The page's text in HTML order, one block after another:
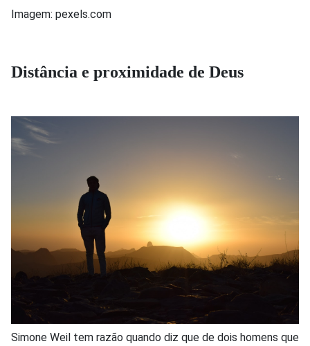
Imagem: pexels.com
Distância e proximidade de Deus
Simone Weil tem razão quando diz que de dois homens que